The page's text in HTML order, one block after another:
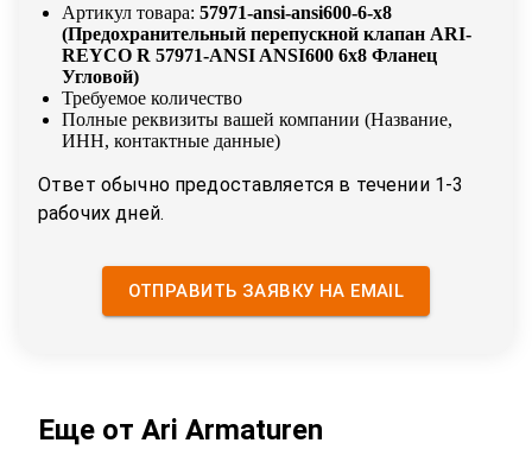
Артикул товара: 57971-ansi-ansi600-6-x8
(Предохранительный перепускной клапан ARI-
REYCO R 57971-ANSI ANSI600 6x8 Фланец
Угловой)
Требуемое количество
Полные реквизиты вашей компании (Название,
ИНН, контактные данные)
Ответ обычно предоставляется в течении 1-3
рабочих дней.
ОТПРАВИТЬ ЗАЯВКУ НА EMAIL
Еще от Ari Armaturen